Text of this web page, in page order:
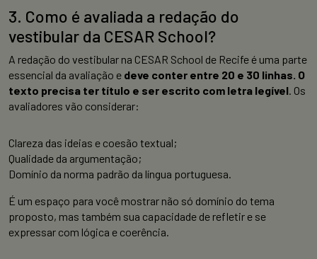
3. Como é avaliada a redação do
vestibular da CESAR School?
A redação do vestibular na CESAR School de Recife é uma parte
essencial da avaliação e deve conter entre 20 e 30 linhas. O
texto precisa ter título e ser escrito com letra legível. Os
avaliadores vão considerar:
Clareza das ideias e coesão textual;
Qualidade da argumentação;
Domínio da norma padrão da língua portuguesa.
É um espaço para você mostrar não só domínio do tema
proposto, mas também sua capacidade de refletir e se
expressar com lógica e coerência.